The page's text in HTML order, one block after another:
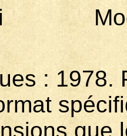
: 1978.
que